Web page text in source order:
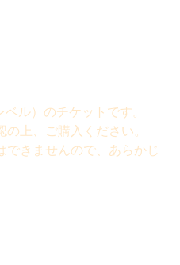
ル）のチケットです。
上、ご購入ください。
できませんので、あらかじ